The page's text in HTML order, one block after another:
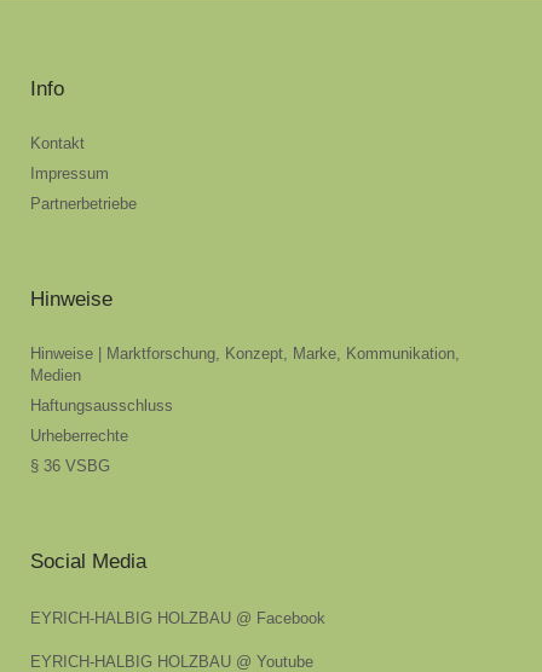
Info
Kontakt
Impressum
Partnerbetriebe
Hinweise
Hinweise | Marktforschung, Konzept, Marke, Kommunikation,
Medien
Haftungsausschluss
Urheberrechte
§ 36 VSBG
Social Media
EYRICH-HALBIG HOLZBAU @ Facebook
EYRICH-HALBIG HOLZBAU @ Youtube